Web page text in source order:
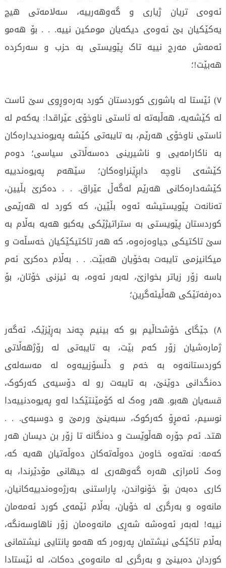
ئەوەی تریان ژیاری و گەوهەرییە، سەلامەتی هیچ
یەکێکیان بێ ئەوەی دیکەیان مومکین نییە. . . بۆ هەمو
ئەمەش مەرج نییە تاک پێویستی بە حزب و سەرکردە
هەبێت!؛
٧) ئێستا لە باشوری کوردستان کورد بەرەوڕوی سێ ئاست
لە کێشەیە، هەڵبەتە لە ئاستی ناوخۆی عێراقدا: یەکەم لە
ئاستی ناوخۆی هەرێم، بە تایبەتی کێشە پەیوەندیدارەکان
بە ناکارامەیی و ناشیرینی دەسەڵاتی سیاسی؛ دوەم
کێشەی ناوچە دابڕێنراوەکان؛ سێهەم پەیوەندییە
کێشەدارەکانی هەرێم لەگەڵ عێراق. . . دەکرێ بڵیین،
تەنانەت پێویستیشە ئەوە بڵێین، کە کورد لە هەرێمی
کوردستان پێویستی بە ستراتیژێکی یەکبو هەیە بەڵام بە
سێ تاکتیکی جیاوەزەوە، کە هەر تاکتیکێکیان خەسڵەت و
میکانیزمی تایبەت بەخۆیان هەبێت. . . بەڵام دەکرێ ئەم
باسە زۆر زیاتر بخوازێ، لەبەر ئەوە، بە ئیزنی خۆتان، بۆ
دەرفەتێکی هەڵیئەگرین؛
٨) جێگای خۆشحاڵیم بو کە بینیم چەند بەڕێزێک، ئەگەر
ژمارەشیان زۆر کەم بێت، بە تایبەتی لە رۆژهەڵاتی
کوردستانەوە بە خەم و دڵسۆزییەوە لە مەسەلەی
دەنگدانی دوێنێ، بە تایبەت رو لە دۆسیەی کەرکوک،
قسەیان هەبو. هەر وەک لە کۆمێنتێکدا لەو پەیوەدنییەدا
نوسیم، ئەمڕۆ کەرکوک، سبەینێ ورمێ و دوسبەی. . .
هتد. ئەم جۆرە هەڵوێست و دەنگانە تا زۆر بن دیسان هەر
کەمە: نەتەوە خاوەن دەوڵەتەکان دەوڵەتیان هەیە کە،
وەک ئامرازی هەرە گەوهەری لە جیهانی مۆدێرندا، بە
کاری دەبەن بۆ خۆنواندن، پاراستنی بەرژەوەندییەکانیان،
مانەوە و بەرگری لە خۆیان، بەڵام ئێمەی کورد ئەمەمان
نییە! لەبەر ئەوەشە شەڕی مانەوەمان زۆر ناهاوسەنگە،
بەڵام تاکێکی نیشتمان پەروەر کە هەمو پانتایی نیشتمانی
کوردان دەبینێ و بەرگری لە مانەوەی دەکات، لە ئێستادا